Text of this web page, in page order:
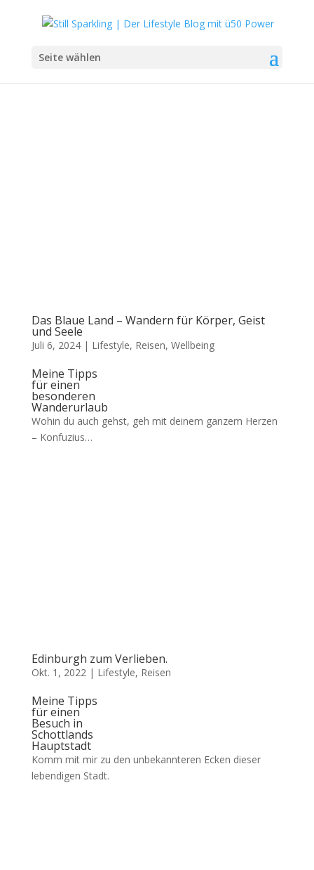
Seite wählen
Das Blaue Land – Wandern für Körper, Geist
und Seele
Juli 6, 2024| Lifestyle, Reisen, Wellbeing
Meine Tipps
für einen
besonderen
Wanderurlaub
Wohin du auch gehst, geh mit deinem ganzem Herzen
– Konfuzius…
Edinburgh zum Verlieben.
Okt. 1, 2022| Lifestyle, Reisen
Meine Tipps
für einen
Besuch in
Schottlands
Hauptstadt
Komm mit mir zu den unbekannteren Ecken dieser
lebendigen Stadt.